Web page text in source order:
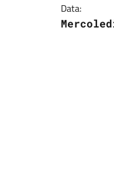
Data: